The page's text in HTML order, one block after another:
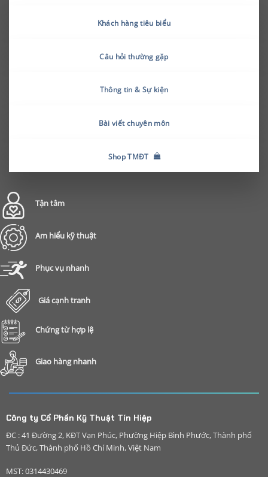
Khách hàng tiêu biểu
Câu hỏi thường gặp
Thông tin & Sự kiện
Bài viết chuyên môn
Shop TMĐT
Tận tâm
Am hiểu kỹ thuật
Phục vụ nhanh
Giá cạnh tranh
Chứng từ hợp lệ
Giao hàng nhanh
Công ty Cổ Phần Kỹ Thuật Tín Hiệp
ĐC : 41 Đường 2, KĐT Vạn Phúc, Phường Hiệp Bình Phước, Thành phố
Thủ Đức, Thành phố Hồ Chí Minh, Việt Nam
MST: 0314430469